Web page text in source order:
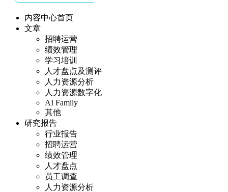
内容中心首页
文章
招聘运营
绩效管理
学习培训
人才盘点及测评
人力资源分析
人力资源数字化
AI Family
其他
研究报告
行业报告
招聘运营
绩效管理
人才盘点
员工调查
人力资源分析